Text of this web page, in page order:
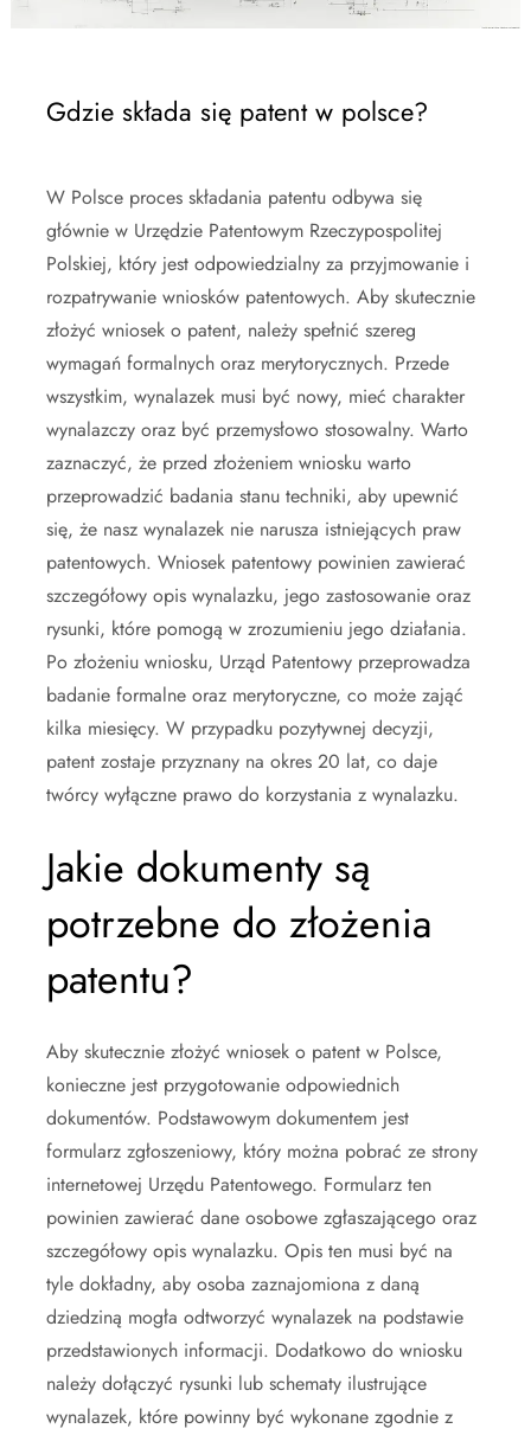
Gdzie składa się patent w polsce?
W Polsce proces składania patentu odbywa się
głównie w Urzędzie Patentowym Rzeczypospolitej
Polskiej, który jest odpowiedzialny za przyjmowanie i
rozpatrywanie wniosków patentowych. Aby skutecznie
złożyć wniosek o patent, należy spełnić szereg
wymagań formalnych oraz merytorycznych. Przede
wszystkim, wynalazek musi być nowy, mieć charakter
wynalazczy oraz być przemysłowo stosowalny. Warto
zaznaczyć, że przed złożeniem wniosku warto
przeprowadzić badania stanu techniki, aby upewnić
się, że nasz wynalazek nie narusza istniejących praw
patentowych. Wniosek patentowy powinien zawierać
szczegółowy opis wynalazku, jego zastosowanie oraz
rysunki, które pomogą w zrozumieniu jego działania.
Po złożeniu wniosku, Urząd Patentowy przeprowadza
badanie formalne oraz merytoryczne, co może zająć
kilka miesięcy. W przypadku pozytywnej decyzji,
patent zostaje przyznany na okres 20 lat, co daje
twórcy wyłączne prawo do korzystania z wynalazku.
Jakie dokumenty są
potrzebne do złożenia
patentu?
Aby skutecznie złożyć wniosek o patent w Polsce,
konieczne jest przygotowanie odpowiednich
dokumentów. Podstawowym dokumentem jest
formularz zgłoszeniowy, który można pobrać ze strony
internetowej Urzędu Patentowego. Formularz ten
powinien zawierać dane osobowe zgłaszającego oraz
szczegółowy opis wynalazku. Opis ten musi być na
tyle dokładny, aby osoba zaznajomiona z daną
dziedziną mogła odtworzyć wynalazek na podstawie
przedstawionych informacji. Dodatkowo do wniosku
należy dołączyć rysunki lub schematy ilustrujące
wynalazek, które powinny być wykonane zgodnie z